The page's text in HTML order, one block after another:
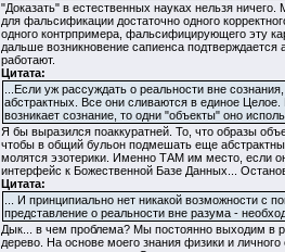
"Доказать" в естественных науках нельзя
для фальсификации достаточно одного
одного контрпримера, фальсифицирующего эту
дальше возникновение сапиенса
работают.
Цитата:
...Если уж рассуждать о реальности вне
абстрактных. Все они сливаются в единое
возникает сознание, то одни "объекты" оно
Я бы выразился поаккуратней. То, что образы
чтобы в общий бульон подмешать еще
молятся эзотерики. Именно ТАМ им место, если
интерфейс к Божественной Базе Данных...
Цитата:
... И принципиально нет никакой возможности с
представление о реальности вне разума -
Дык... в чем проблема? Мы постоянно выходим в
дерево. На основе моего знания физики и